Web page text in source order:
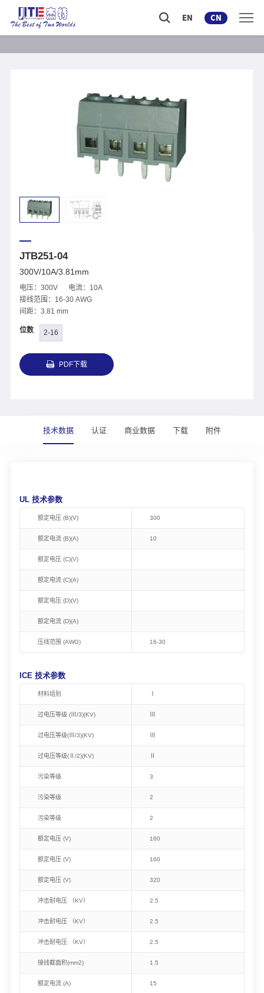
EN CN
JTB251-04
300V/10A/3.81mm
电压：300V 电流：10A
接线范围：16-30 AWG
间距：3.81 mm
位数 2-16
PDF下载
技术数据 认证 商业数据 下载 附件
UL 技术参数
额定电压 (B)(V) 300
额定电流 (B)(A) 10
额定电压 (C)(V)
额定电流 (C)(A)
额定电压 (D)(V)
额定电流 (D)(A)
压线范围 (AWG) 16-30
ICE 技术参数
材料组别
过电压等级 (Ⅲ/3)(KV)
过电压等级(Ⅲ/3)(KV)
过电压等级(Ⅱ/2)(KV)
污染等级 3
污染等级 2
污染等级 2
额定电压 (V) 160
额定电压 (V) 160
额定电压 (V) 320
冲击耐电压 （KV） 2.5
冲击耐电压 （KV） 2.5
冲击耐电压 （KV） 2.5
接线截面积(mm2) 1.5
额定电流 (A) 15